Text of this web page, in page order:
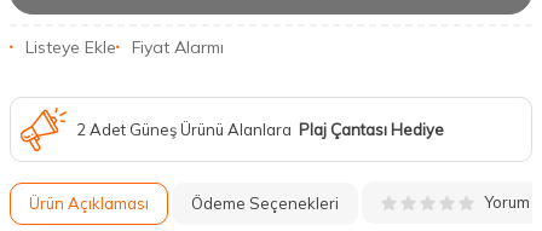
Listeye Ekle Fiyat Alarmı
2 Adet Güneş Ürünü Alanlara Plaj Çantası Hediye
Ürün Açıklaması Ödeme Seçenekleri Yorum